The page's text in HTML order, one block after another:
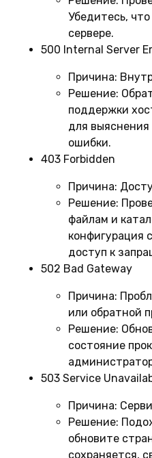
Убедитесь,
сервере.
500 Internal Server
Причина:
Решение:
поддержки
для
ошибки.
403 Forbidden
Причина:
Решение:
файлам и
конфигурация
доступ к
502 Bad Gateway
Причина:
или обратной
Решение:
состояние
503 Service
Причина:
Решение:
обновите
сохраняется,